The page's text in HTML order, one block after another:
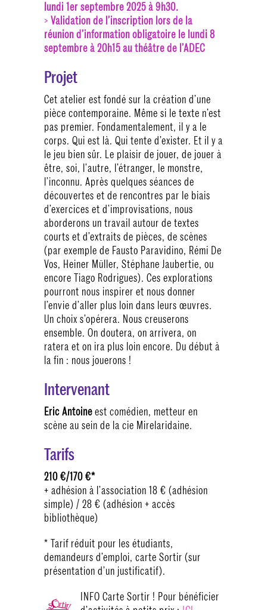
lundi 1er septembre 2025 à 9h30.
> Validation de l’inscription lors de la
réunion d’information obligatoire le lundi 8
septembre à 20h15 au théâtre de l’ADEC
Projet
Cet atelier est fondé sur la création d’une
pièce contemporaine. Même si le texte n’est
pas premier. Fondamentalement, il y a le
corps. Qui est là. Qui tente d’exister. Et il y a
le jeu bien sûr. Le plaisir de jouer, de jouer à
être, soi, l’autre, l’étranger, le monstre,
l’inconnu. Après quelques séances de
découvertes et de rencontres par le biais
d’exercices et d’improvisations, nous
aborderons un travail autour de textes
courts et d’extraits de pièces, de scènes
(par exemple de Fausto Paravidino, Rémi De
Vos, Heiner Müller, Stéphane Jaubertie, ou
encore Tiago Rodrigues). Ces explorations
pourront nous inspirer et nous donner
l’envie d’aller plus loin dans leurs œuvres.
Un choix s’opérera. Nous creuserons
ensemble. On doutera, on arrivera, on
ratera et on ira plus loin encore. Du début à
la fin : nous jouerons !
Intervenant
Eric Antoine est comédien, metteur en
scène au sein de la cie Mirelaridaine.
Tarifs
210 €/170 €*
+ adhésion à l’association 18 € (adhésion
simple) / 28 € (adhésion + accès
bibliothèque)
* Tarif réduit pour les étudiants,
demandeurs d’emploi, carte Sortir (sur
présentation d’un justificatif).
INFO Carte Sortir ! Pour bénéficier